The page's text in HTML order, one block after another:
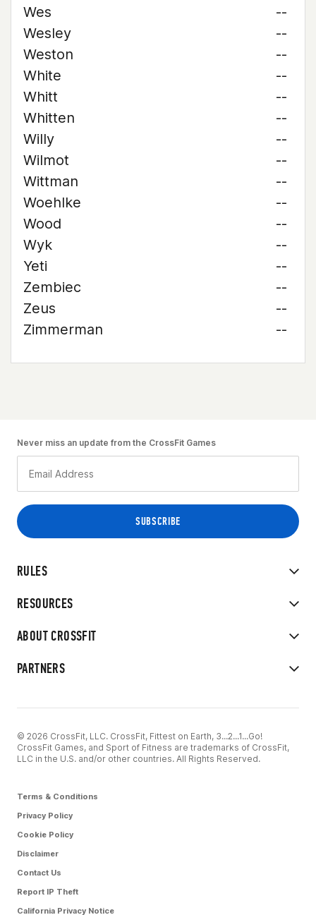
Wes
--
Wesley
--
Weston
--
White
--
Whitt
--
Whitten
--
Willy
--
Wilmot
--
Wittman
--
Woehlke
--
Wood
--
Wyk
--
Yeti
--
Zembiec
--
Zeus
--
Zimmerman
--
RULES
RESOURCES
ABOUT CROSSFIT
PARTNERS
Never miss an update from the CrossFit Games
© 2026 CrossFit, LLC. CrossFit, Fittest on Earth, 3...2...1...Go!
CrossFit Games, and Sport of Fitness are trademarks of CrossFit,
LLC in the U.S. and/or other countries. All Rights Reserved.
Terms & Conditions
Privacy Policy
Cookie Policy
Disclaimer
Contact Us
Report IP Theft
California Privacy Notice